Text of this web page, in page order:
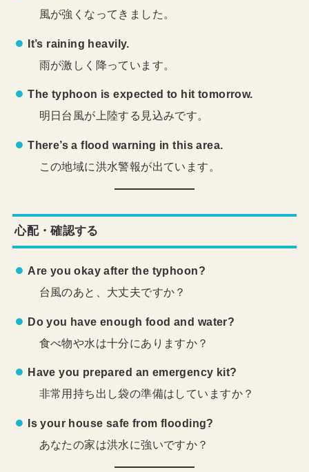
風が強くなってきました。
It’s raining heavily.
雨が激しく降っています。
The typhoon is expected to hit tomorrow.
明日台風が上陸する見込みです。
There’s a flood warning in this area.
この地域に洪水警報が出ています。
心配・確認する
Are you okay after the typhoon?
台風のあと、大丈夫ですか？
Do you have enough food and water?
食べ物や水は十分にありますか？
Have you prepared an emergency kit?
非常用持ち出し袋の準備はしていますか？
Is your house safe from flooding?
あなたの家は洪水に強いですか？